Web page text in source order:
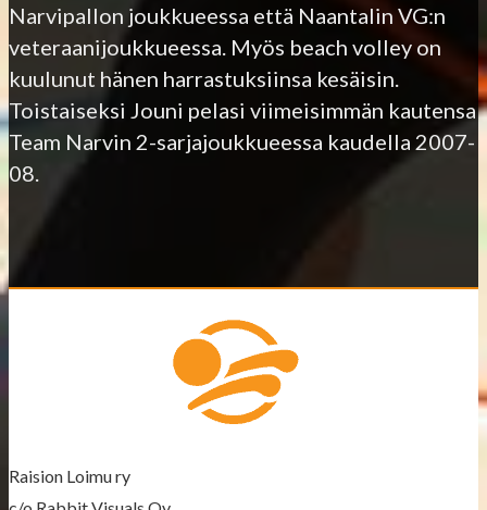
Narvipallon joukkueessa että Naantalin VG:n
veteraanijoukkueessa. Myös beach volley on
kuulunut hänen harrastuksiinsa kesäisin.
Toistaiseksi Jouni pelasi viimeisimmän kautensa
Team Narvin 2-sarjajoukkueessa kaudella 2007-
08.
Raision Loimu ry